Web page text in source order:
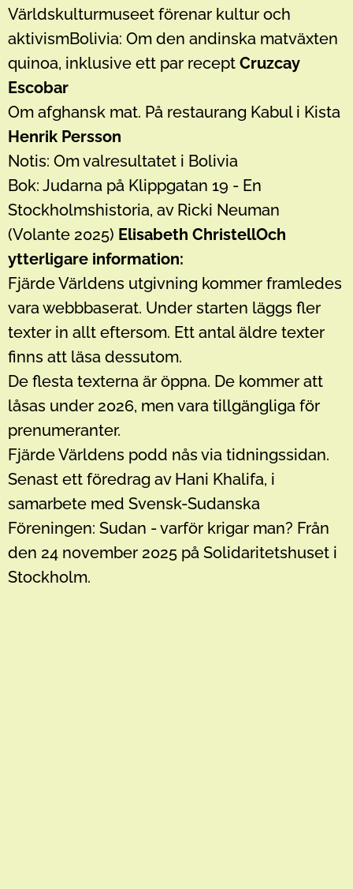
Världskulturmuseet förenar kultur och
aktivismBolivia: Om den andinska matväxten
quinoa, inklusive ett par recept Cruzcay
Escobar
Om afghansk mat. På restaurang Kabul i Kista
Henrik Persson
Notis: Om valresultatet i Bolivia
Bok: Judarna på Klippgatan 19 - En
Stockholmshistoria, av Ricki Neuman
(Volante 2025) Elisabeth ChristellOch
ytterligare information:
Fjärde Världens utgivning kommer framledes
vara webbbaserat. Under starten läggs fler
texter in allt eftersom. Ett antal äldre texter
finns att läsa dessutom.
De flesta texterna är öppna. De kommer att
låsas under 2026, men vara tillgängliga för
prenumeranter.
Fjärde Världens podd nås via tidningssidan.
Senast ett föredrag av Hani Khalifa, i
samarbete med Svensk-Sudanska
Föreningen: Sudan - varför krigar man? Från
den 24 november 2025 på Solidaritetshuset i
Stockholm.